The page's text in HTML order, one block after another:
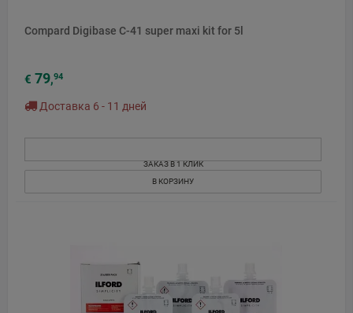
Compard Digibase C-41 super maxi kit for 5l
€ 79,94
Доставка 6 - 11 дней
ЗАКАЗ В 1 КЛИК
В КОРЗИНУ